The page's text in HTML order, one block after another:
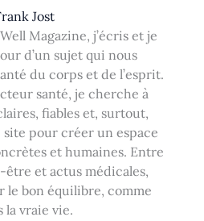
Jost
Magazine, j’écris et je
d’un sujet qui nous
du corps et de l’esprit.
santé, je cherche à
fiables et, surtout,
site pour créer un espace
et humaines. Entre
et actus médicales,
le bon équilibre, comme
la vraie vie.